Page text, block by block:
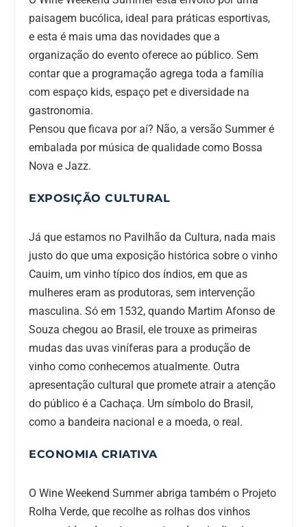
paisagem bucólica, ideal para práticas esportivas,
e esta é mais uma das novidades que a
organização do evento oferece ao público. Sem
contar que a programação agrega toda a família
com espaço kids, espaço pet e diversidade na
gastronomia.
Pensou que ficava por aí? Não, a versão Summer é
embalada por música de qualidade como Bossa
Nova e Jazz.
EXPOSIÇÃO CULTURAL
Já que estamos no Pavilhão da Cultura, nada mais
justo do que uma exposição histórica sobre o vinho
Cauim, um vinho típico dos índios, em que as
mulheres eram as produtoras, sem intervenção
masculina. Só em 1532, quando Martim Afonso de
Souza chegou ao Brasil, ele trouxe as primeiras
mudas das uvas viníferas para a produção de
vinho como conhecemos atualmente. Outra
apresentação cultural que promete atrair a atenção
do público é a Cachaça. Um símbolo do Brasil,
como a bandeira nacional e a moeda, o real.
ECONOMIA CRIATIVA
O Wine Weekend Summer abriga também o Projeto
Rolha Verde, que recolhe as rolhas dos vinhos